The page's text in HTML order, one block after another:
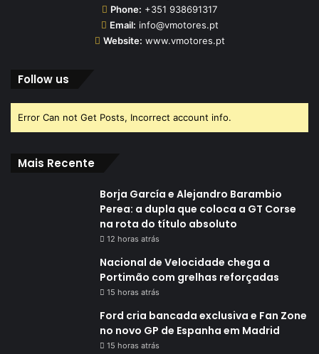
Phone: +351 938691317
Email: info@vmotores.pt
Website: www.vmotores.pt
Follow us
Error Can not Get Posts, Incorrect account info.
Mais Recente
Borja García e Alejandro Barambio
Perea: a dupla que coloca a GT Corse
na rota do título absoluto
12 horas atrás
Nacional de Velocidade chega a
Portimão com grelhas reforçadas
15 horas atrás
Ford cria bancada exclusiva e Fan Zone
no novo GP de Espanha em Madrid
15 horas atrás